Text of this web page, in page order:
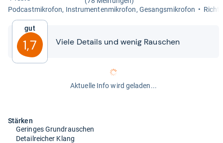
Pod­cast­mi­kro­fon, Instru­men­ten­mi­kro­fon, Gesangs­mi­kro­fon
Gut
1,7 Viele Details und wenig Rau­schen
Aktuelle Info wird geladen...
Stärken
Geringes Grundrauschen
Detailreicher Klang